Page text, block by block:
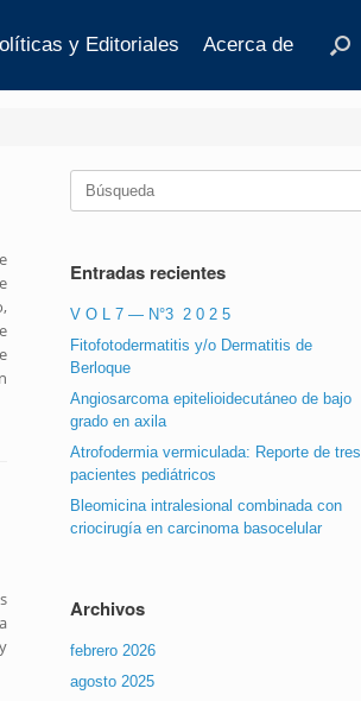
y Editoriales Acerca de
Buscar:
Entradas recientes
V O L 7 — N°3 2 0 2 5
Fitofotodermatitis y/o Dermatitis de
Berloque
Angiosarcoma epitelioidecutáneo de bajo
grado en axila
Atrofodermia vermiculada: Reporte de tres
pacientes pediátricos
Bleomicina intralesional combinada con
criocirugía en carcinoma basocelular
Archivos
febrero 2026
agosto 2025